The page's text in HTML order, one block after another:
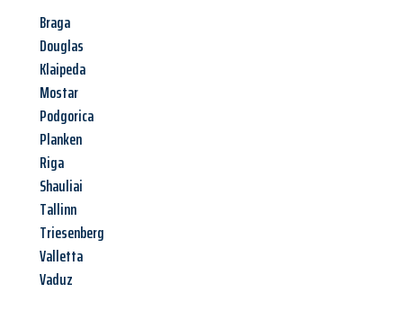
Braga
Douglas
Klaipeda
Mostar
Podgorica
Planken
Riga
Shauliai
Tallinn
Triesenberg
Valletta
Vaduz